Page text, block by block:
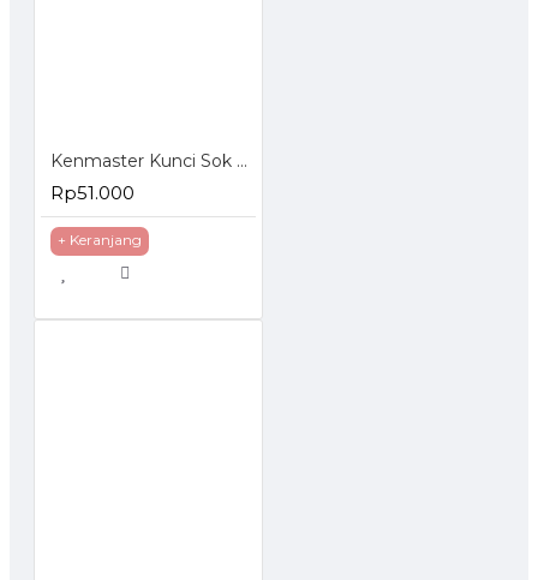
Kenmaster Kunci Sok Set 27 Pcs
Rp51.000
+ Keranjang